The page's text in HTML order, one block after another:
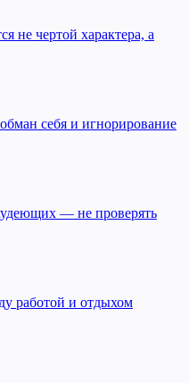
не чертой характера, а
себя и игнорирование
— не проверять
работой и отдыхом